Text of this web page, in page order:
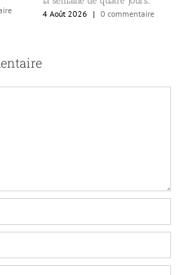
4 Août 2026
| 0 commentaire